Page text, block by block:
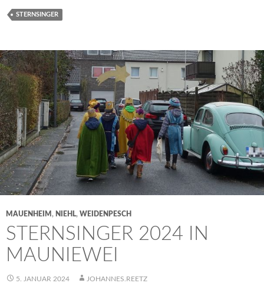
STERNSINGER
MAUENHEIM , NIEHL, WEIDENPESCH
STERNSINGER 2024 IN
MAUNIEWEI
5. JANUAR 2024 JOHANNES.REETZ